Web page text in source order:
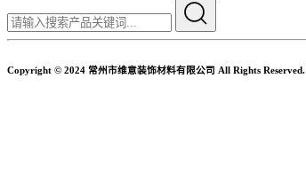
Copyright © 2024 常州市维意装饰材料有限公司 All Rights Reserved.